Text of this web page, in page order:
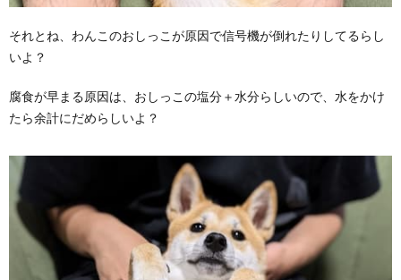
それとね、わんこのおしっこが原因で信号機が倒れたりしてるらし
いよ？
腐食が早まる原因は、おしっこの塩分＋水分らしいので、水をかけ
たら余計にだめらしいよ？